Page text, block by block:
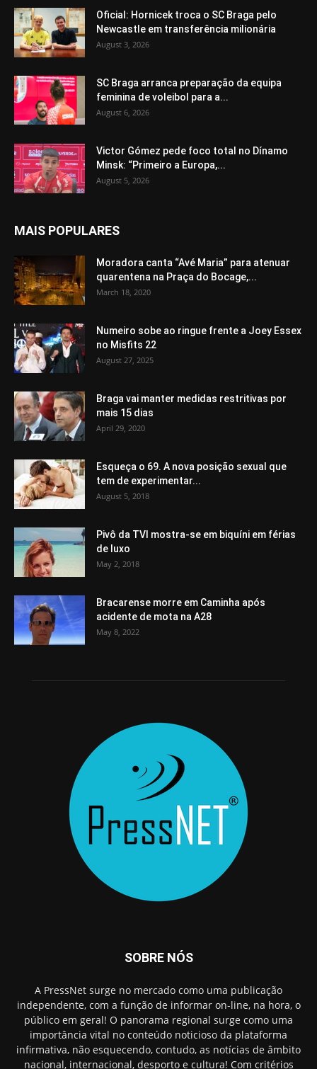
Oficial: Hornicek troca o SC Braga pelo
Newcastle em transferência milionária
August 3, 2026
SC Braga arranca preparação da equipa
feminina de voleibol para a...
August 6, 2026
Victor Gómez pede foco total no Dínamo
Minsk: “Primeiro a Europa,...
August 5, 2026
MAIS POPULARES
Moradora canta “Avé Maria” para atenuar
quarentena na Praça do Bocage,...
March 18, 2020
Numeiro sobe ao ringue frente a Joey Essex
no Misfits 22
August 27, 2025
Braga vai manter medidas restritivas por
mais 15 dias
April 29, 2020
Esqueça o 69. A nova posição sexual que
tem de experimentar...
August 5, 2018
Pivô da TVI mostra-se em biquíni em férias
de luxo
May 2, 2018
Bracarense morre em Caminha após
acidente de mota na A28
May 8, 2022
SOBRE NÓS
A PressNet surge no mercado como uma publicação
independente, com a função de informar on-line, na hora, o
público em geral! O panorama regional surge como uma
importância vital no conteúdo noticioso da plataforma
infirmativa, não esquecendo, contudo, as notícias de âmbito
nacional, internacional, desporto e cultura! Com critérios